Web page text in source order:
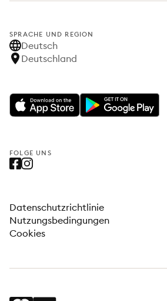
SPRACHE UND REGION
Deutsch
Deutschland
FOLGE UNS
Datenschutzrichtlinie
Nutzungsbedingungen
Cookies